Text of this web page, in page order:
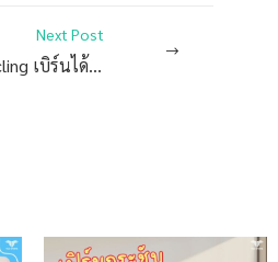
Next Post
Rhythm Cycling เบิร์นได้ สนุกด้วย